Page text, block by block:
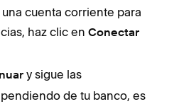
cuenta corriente para
haz clic en Conectar
y sigue las
de tu banco, es